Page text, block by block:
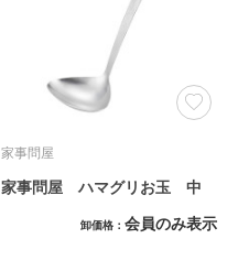
家事問屋
家事問屋 ハマグリお玉 中
卸価格 会員のみ表示